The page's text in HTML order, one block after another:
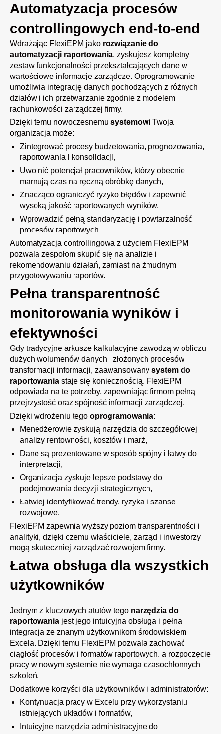
Automatyzacja procesów
controllingowych end-to-end
Wdrażając FlexiEPM jako rozwiązanie do
automatyzacji raportowania, zyskujesz kompletny
zestaw funkcjonalności przekształcających dane w
wartościowe informacje zarządcze. Oprogramowanie
umożliwia integrację danych pochodzących z różnych
działów i ich przetwarzanie zgodnie z modelem
rachunkowości zarządczej firmy.
Dzięki temu nowoczesnemu systemowi Twoja
organizacja może:
Zintegrować procesy budżetowania, prognozowania,
raportowania i konsolidacji,
Uwolnić potencjał pracowników, którzy obecnie
marnują czas na ręczną obróbkę danych,
Znacząco ograniczyć ryzyko błędów i zapewnić
wysoką jakość raportowanych wyników,
Wprowadzić pełną standaryzację i powtarzalność
procesów raportowych.
Automatyzacja controllingowa z użyciem FlexiEPM
pozwala zespołom skupić się na analizie i
rekomendowaniu działań, zamiast na żmudnym
przygotowywaniu raportów.
Pełna transparentność
monitorowania wyników i
efektywności
Gdy tradycyjne arkusze kalkulacyjne zawodzą w obliczu
dużych wolumenów danych i złożonych procesów
transformacji informacji, zaawansowany system do
raportowania staje się koniecznością. FlexiEPM
odpowiada na te potrzeby, zapewniając firmom pełną
przejrzystość oraz spójność informacji zarządczej.
Dzięki wdrożeniu tego oprogramowania:
Menedżerowie zyskują narzędzia do szczegółowej
analizy rentowności, kosztów i marż,
Dane są prezentowane w sposób spójny i łatwy do
interpretacji,
Organizacja zyskuje lepsze podstawy do
podejmowania decyzji strategicznych,
Łatwiej identyfikować trendy, ryzyka i szanse
rozwojowe.
FlexiEPM zapewnia wyższy poziom transparentności i
analityki, dzięki czemu właściciele, zarząd i inwestorzy
mogą skuteczniej zarządzać rozwojem firmy.
Łatwa obsługa dla wszystkich
użytkowników
Jednym z kluczowych atutów tego narzędzia do
raportowania jest jego intuicyjna obsługa i pełna
integracja ze znanym użytkownikom środowiskiem
Excela. Dzięki temu FlexiEPM pozwala zachować
ciągłość procesów i formatów raportowych, a rozpoczęcie
pracy w nowym systemie nie wymaga czasochłonnych
szkoleń.
Dodatkowe korzyści dla użytkowników i administratorów:
Kontynuacja pracy w Excelu przy wykorzystaniu
istniejących układów i formatów,
Intuicyjne narzędzia administracyjne do